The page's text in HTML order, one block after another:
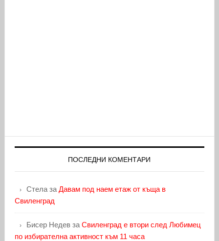
ПОСЛЕДНИ КОМЕНТАРИ
Стелаза Давам под наем етаж от къща в
Свиленград
Бисер Недевза Свиленград е втори след Любимец
по избирателна активност към 11 часа